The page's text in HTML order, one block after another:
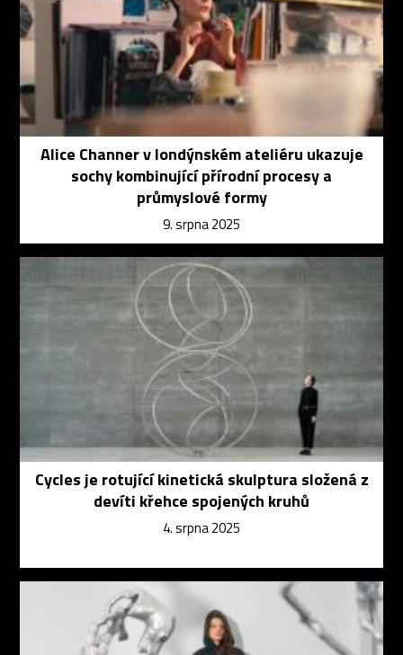
Alice Channer v londýnském ateliéru ukazuje
sochy kombinující přírodní procesy a
průmyslové formy
9. srpna 2025
Cycles je rotující kinetická skulptura složená z
devíti křehce spojených kruhů
4. srpna 2025